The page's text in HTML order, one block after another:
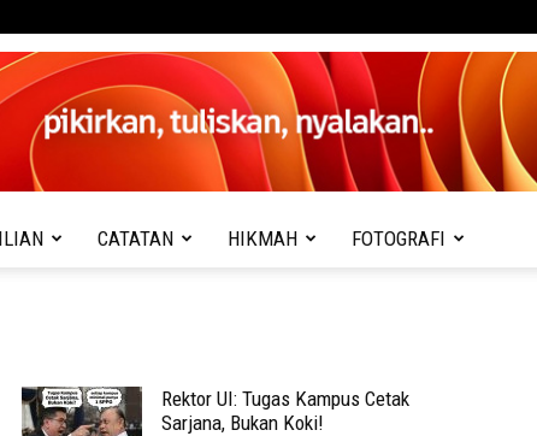
CATATAN HIKMAH FOTOGRAFI
Rektor UI: Tugas Kampus Cetak
Sarjana, Bukan Koki!